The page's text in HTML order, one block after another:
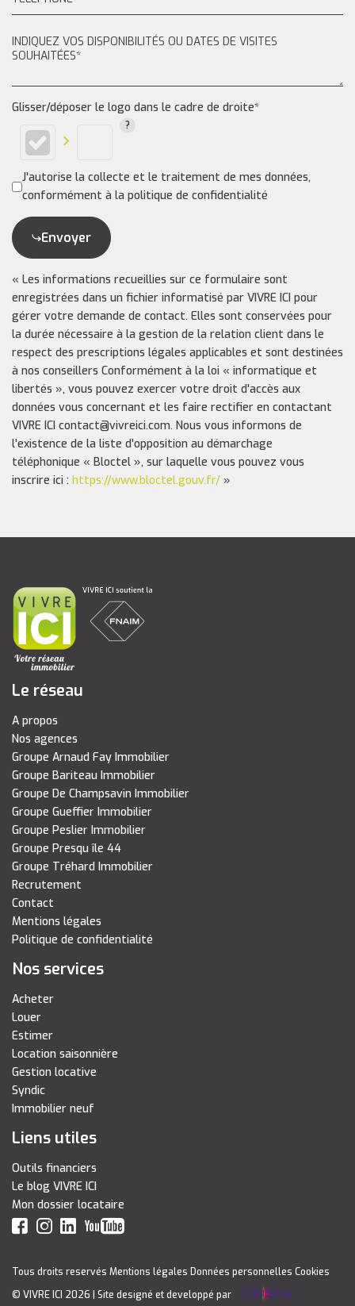
Glisser/déposer le logo dans le cadre de droite*
J'autorise la collecte et le traitement de mes données,
conformément à la politique de confidentialité
Envoyer
« Les informations recueillies sur ce formulaire sont
enregistrées dans un fichier informatisé par VIVRE ICI pour
gérer votre demande de contact. Elles sont conservées pour
la durée nécessaire à la gestion de la relation client dans le
respect des prescriptions légales applicables et sont destinées
à nos conseillers Conformément à la loi « informatique et
libertés », vous pouvez exercer votre droit d'accès aux
données vous concernant et les faire rectifier en contactant
VIVRE ICI contact@vivreici.com. Nous vous informons de
l'existence de la liste d'opposition au démarchage
téléphonique « Bloctel », sur laquelle vous pouvez vous
inscrire ici : https://www.bloctel.gouv.fr/ »
Le réseau
A propos
Nos agences
Groupe Arnaud Fay Immobilier
Groupe Bariteau Immobilier
Groupe De Champsavin Immobilier
Groupe Gueffier Immobilier
Groupe Peslier Immobilier
Groupe Presqu île 44
Groupe Tréhard Immobilier
Recrutement
Contact
Mentions légales
Politique de confidentialité
Nos services
Acheter
Louer
Estimer
Location saisonnière
Gestion locative
Syndic
Immobilier neuf
Liens utiles
Outils financiers
Le blog VIVRE ICI
Mon dossier locataire
Tous droits reservés Mentions légales Données personnelles Cookies
© VIVRE ICI 2026
| Site designé et developpé par